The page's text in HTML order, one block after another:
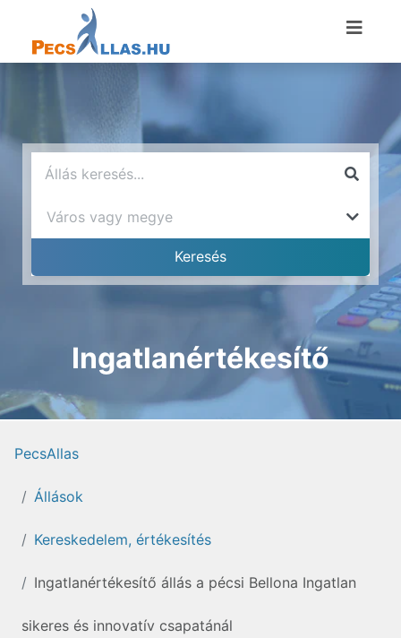
Ingatlanértékesítő
PecsAllas
Állások
Kereskedelem, értékesítés
Ingatlanértékesítő állás a pécsi Bellona Ingatlan
sikeres és innovatív csapatánál